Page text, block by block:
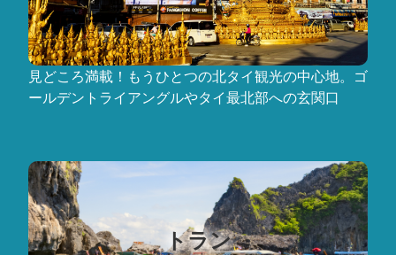
見どころ満載！もうひとつの北タイ観光の中心地。ゴ
ールデントライアングルやタイ最北部への玄関口
トラン